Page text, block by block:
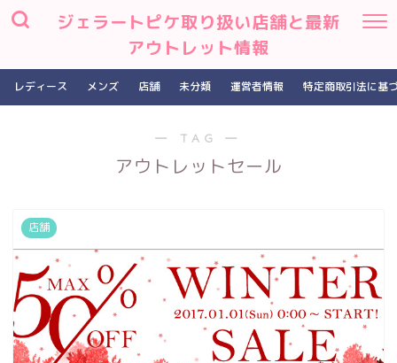
ジェラートピケ取り扱い店舗と最新
アウトレット情報
レディース メンズ 店舗 未分類 運営者情報 特定商取引法に基
― TAG ―
アウトレットセール
店舗